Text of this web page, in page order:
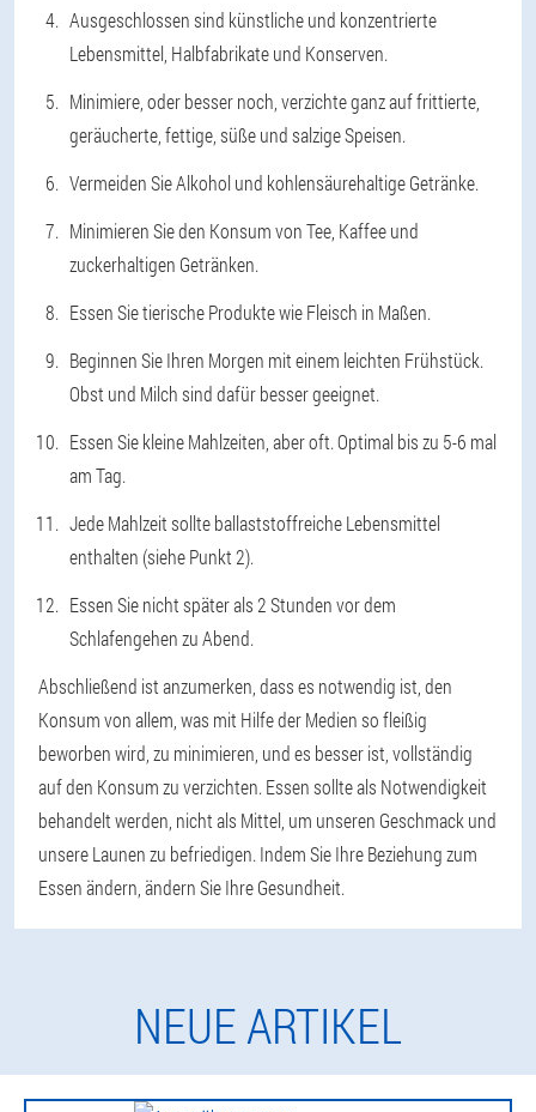
Ausgeschlossen sind künstliche und konzentrierte
Lebensmittel, Halbfabrikate und Konserven.
Minimiere, oder besser noch, verzichte ganz auf frittierte,
geräucherte, fettige, süße und salzige Speisen.
Vermeiden Sie Alkohol und kohlensäurehaltige Getränke.
Minimieren Sie den Konsum von Tee, Kaffee und
zuckerhaltigen Getränken.
Essen Sie tierische Produkte wie Fleisch in Maßen.
Beginnen Sie Ihren Morgen mit einem leichten Frühstück.
Obst und Milch sind dafür besser geeignet.
Essen Sie kleine Mahlzeiten, aber oft. Optimal bis zu 5-6 mal
am Tag.
Jede Mahlzeit sollte ballaststoffreiche Lebensmittel
enthalten (siehe Punkt 2).
Essen Sie nicht später als 2 Stunden vor dem
Schlafengehen zu Abend.
Abschließend ist anzumerken, dass es notwendig ist, den
Konsum von allem, was mit Hilfe der Medien so fleißig
beworben wird, zu minimieren, und es besser ist, vollständig
auf den Konsum zu verzichten. Essen sollte als Notwendigkeit
behandelt werden, nicht als Mittel, um unseren Geschmack und
unsere Launen zu befriedigen. Indem Sie Ihre Beziehung zum
Essen ändern, ändern Sie Ihre Gesundheit.
NEUE ARTIKEL